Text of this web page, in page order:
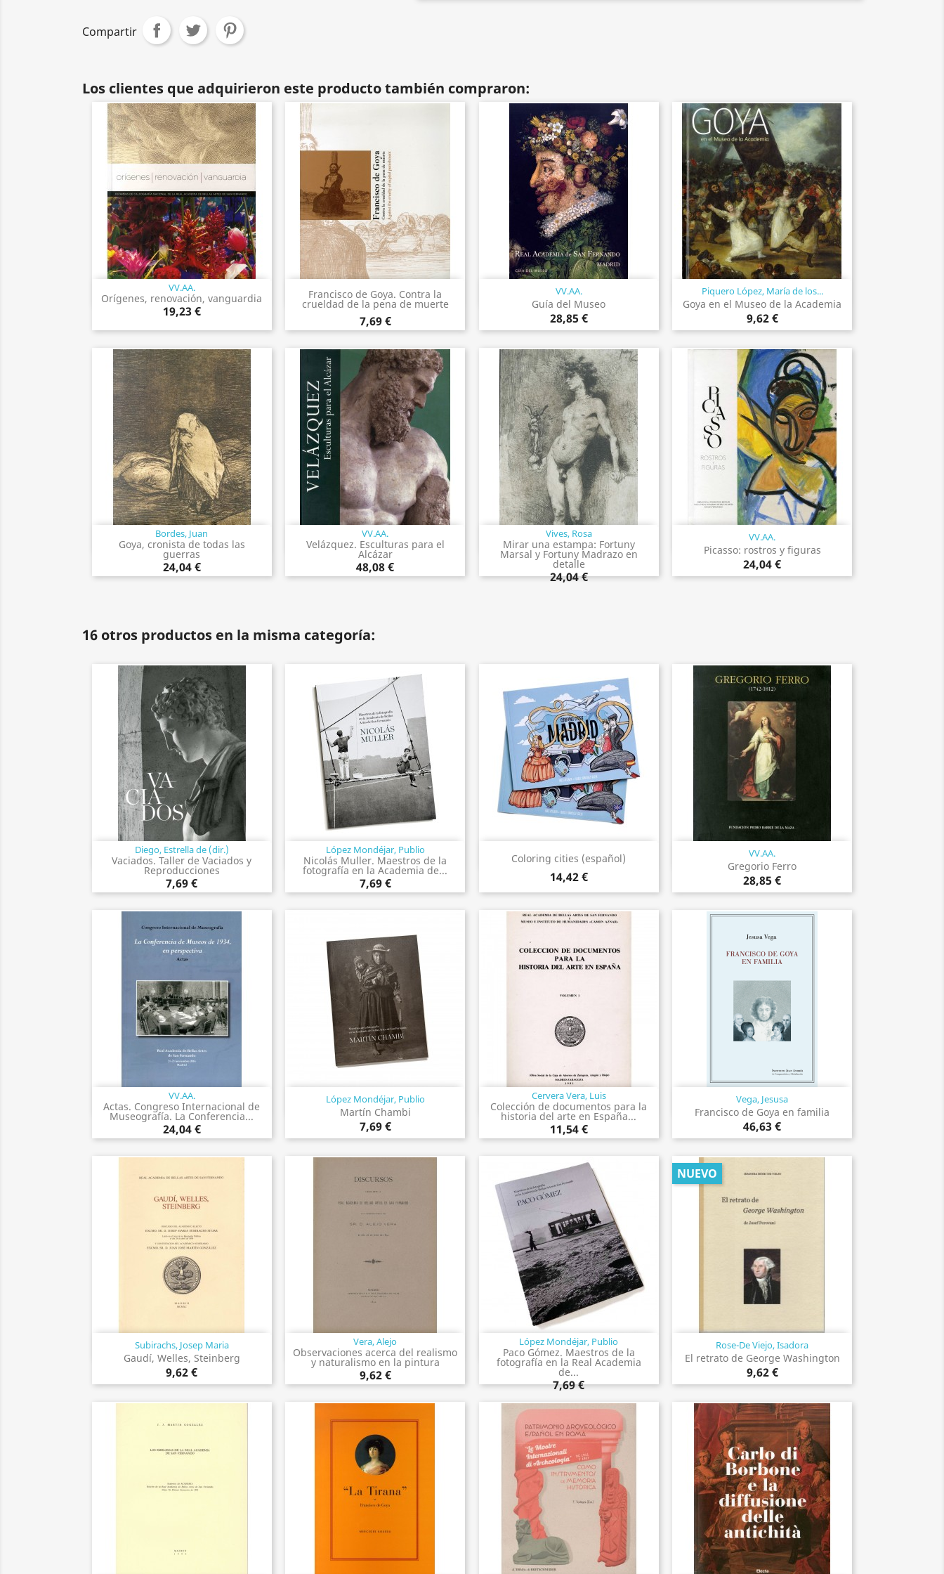
Compartir
Los clientes que adquirieron este producto también compraron:
VV.AA.
Orígenes, renovación, vanguardia
19,23 €
Vista rápida Francisco de Goya. Contra la
crueldad de la pena de muerte
7,69 €
Vista rápida VV.AA.
Guía del Museo
28,85 €
Vista rápida Piquero López, María de los...
Goya en el Museo de la Academia
9,62 €
Vista rápida
Bordes, Juan
Goya, cronista de todas las
guerras
24,04 €
Vista rápida VV.AA.
Velázquez. Esculturas para el
Alcázar
48,08 €
Vista rápida Vives, Rosa
Mirar una estampa: Fortuny
Marsal y Fortuny Madrazo en
detalle
24,04 €
Vista rápida VV.AA.
Picasso: rostros y figuras
24,04 €
Vista rápida
16 otros productos en la misma categoría:
Diego, Estrella de (dir.)
Vaciados. Taller de Vaciados y
Reproducciones
7,69 €
Vista rápida López Mondéjar, Publio
Nicolás Muller. Maestros de la
fotografía en la Academia de...
7,69 €
Vista rápida Coloring cities (español)
14,42 €
Vista rápida VV.AA.
Gregorio Ferro
28,85 €
Vista rápida
VV.AA.
Actas. Congreso Internacional de
Museografía. La Conferencia...
24,04 €
Vista rápida López Mondéjar, Publio
Martín Chambi
7,69 €
Vista rápida Cervera Vera, Luis
Colección de documentos para la
historia del arte en España...
11,54 €
Vista rápida Vega, Jesusa
Francisco de Goya en familia
46,63 €
Vista rápida
Subirachs, Josep Maria
Gaudí, Welles, Steinberg
9,62 €
Vista rápida Vera, Alejo
Observaciones acerca del realismo
y naturalismo en la pintura
9,62 €
Vista rápida López Mondéjar, Publio
Paco Gómez. Maestros de la
fotografía en la Real Academia
de...
7,69 €
Vista rápida Rose-De Viejo, Isadora
El retrato de George Washington
9,62 €
NUEVO
Vista rápida